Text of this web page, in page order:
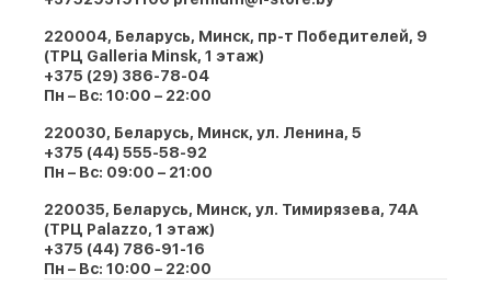
220004, Беларусь, Минск, пр-т Победителей, 9
(ТРЦ Galleria Minsk, 1 этаж)
+375 (29) 386-78-04
Пн – Вс: 10:00 – 22:00
220030, Беларусь, Минск, ул. Ленина, 5
+375 (44) 555-58-92
Пн – Вс: 09:00 – 21:00
220035, Беларусь, Минск, ул. Тимирязева, 74A
(ТРЦ Palazzo, 1 этаж)
+375 (44) 786-91-16
Пн – Вс: 10:00 – 22:00